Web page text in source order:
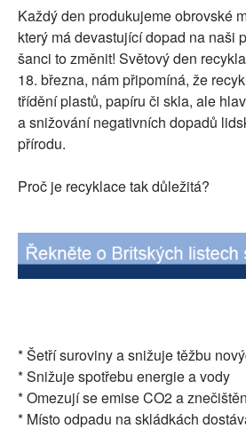
RUBRIKY
PLNÁ VERZE STRÁNEK
Každý den produkujeme obrovské
který má devastující dopad na naši
šanci to změnit! Světový den
18. března, nám připomíná, že
třídění plastů, papíru či skla, ale
a snižování negativních dopadů
přírodu.
Proč je recyklace tak důležitá?
* Šetří suroviny a snižuje těžbu
* Snižuje spotřebu energie a vody
* Omezují se emise CO2 a
* Místo odpadu na skládkách